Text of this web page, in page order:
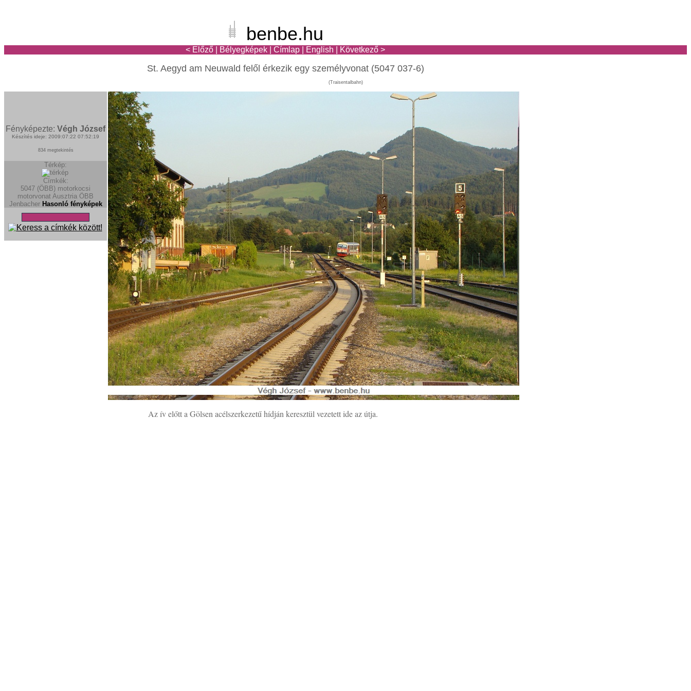
benbe.hu
< Előző Bélyegképek Címlap English Következő >
St. Aegyd am Neuwald felől érkezik egy személyvonat (5047 037-6)
(Traisentalbahn)
Fényképezte: Végh József
Készítés ideje: 2009:07:22 07:52:19
834 megtekintés
Térkép:
Címkék:
5047 (ÖBB) motorkocsi
motorvonat Ausztria ÖBB
Jenbacher Hasonló fényképek
Az ív előtt a Gölsen acélszerkezetű hídján keresztül vezetett ide az útja.